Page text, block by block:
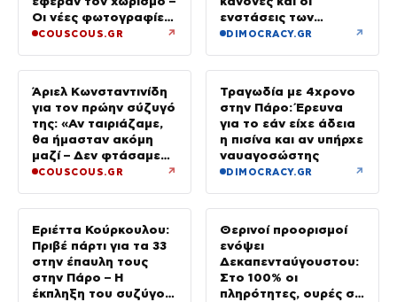
Μάστορας-Καληφώνη:
εγκυμοσύνης που
έφεραν τον χωρισμό –
Οι νέες φωτογραφίες
από την Πάρο χωρίς
τον Χρήστο
COUSCOUS.GR
ενστάσεις των
ξενοδόχων
DIMOCRACY.GR ↗
Άριελ Κωνσταντινίδη
Τραγωδία με 4χρονο
για το εάν είχε άδεια
η πισίνα και αν υπήρχε
ναυαγοσώστης